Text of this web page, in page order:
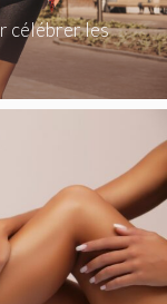
célébrer les